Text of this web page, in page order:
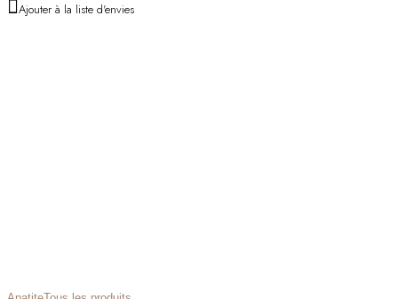
Ajouter à la liste d'envies